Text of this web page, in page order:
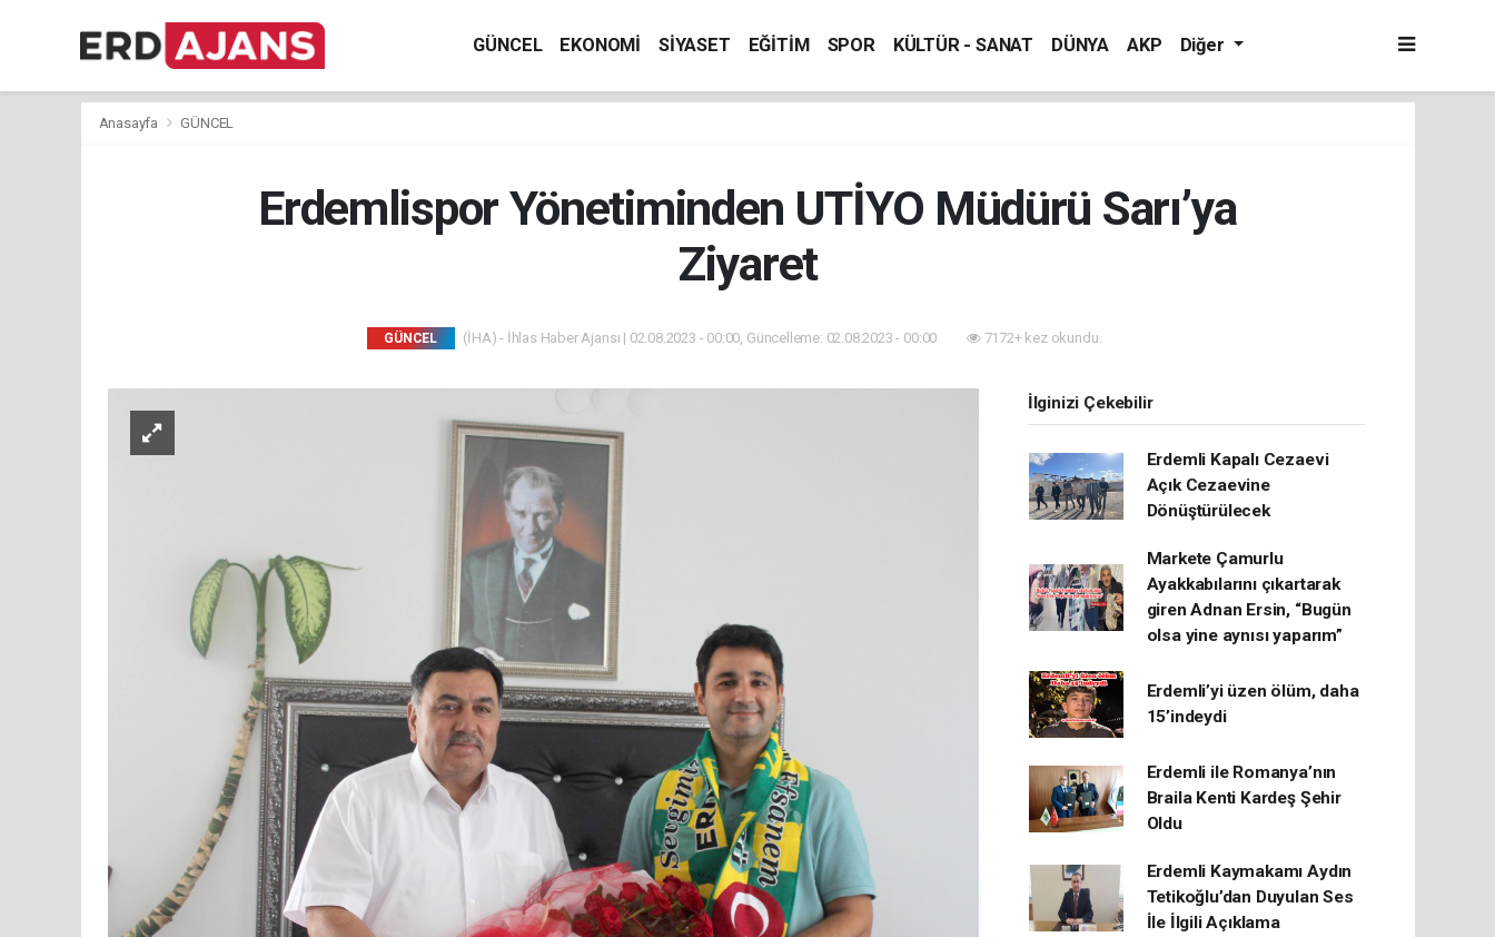
GÜNCEL EKONOMİ SİYASET EĞİTİM SPOR KÜLTÜR - SANAT DÜNYA AKP Diğer
Anasayfa GÜNCEL
Erdemlispor Yönetiminden UTİYO Müdürü Sarı’ya
Ziyaret
GÜNCEL (İHA) - İhlas Haber Ajansı | 02.08.2023 - 00:00, Güncelleme: 02.08.2023 - 00:00 7172+ kez okundu.
İlginizi Çekebilir
Erdemli Kapalı Cezaevi
Açık Cezaevine
Dönüştürülecek
Markete Çamurlu
Ayakkabılarını çıkartarak
giren Adnan Ersin, “Bugün
olsa yine aynısı yaparım”
Erdemli’yi üzen ölüm, daha
15’indeydi
Erdemli ile Romanya’nın
Braila Kenti Kardeş Şehir
Oldu
Erdemli Kaymakamı Aydın
Tetikoğlu’dan Duyulan Ses
İle İlgili Açıklama